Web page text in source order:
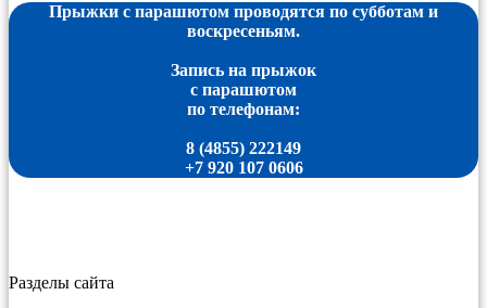
Прыжки с парашютом проводятся по субботам и
воскресеньям.
Запись на прыжок
с парашютом
по телефонам:
8 (4855) 222149
+7 920 107 0606
Разделы сайта